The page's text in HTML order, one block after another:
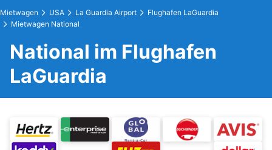
Mietwagen USA La Guardia Airport
Flughafen LaGuardia
Mietwagen National
National im Flughafen
LaGuardia